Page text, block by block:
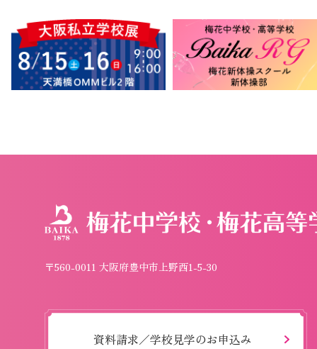
〒560-0011 大阪府豊中市上野西1-5-30
資料請求／学校見学のお申込み